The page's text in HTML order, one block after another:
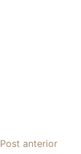
Post anterior